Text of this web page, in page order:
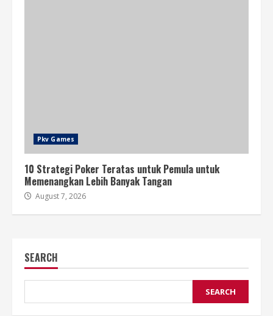
Pkv Games
10 Strategi Poker Teratas untuk Pemula untuk
Memenangkan Lebih Banyak Tangan
August 7, 2026
SEARCH
SEARCH